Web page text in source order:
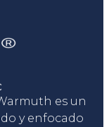
es un
y enfocado